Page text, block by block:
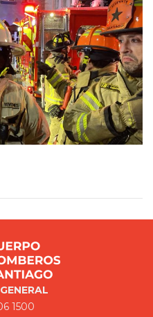
1500